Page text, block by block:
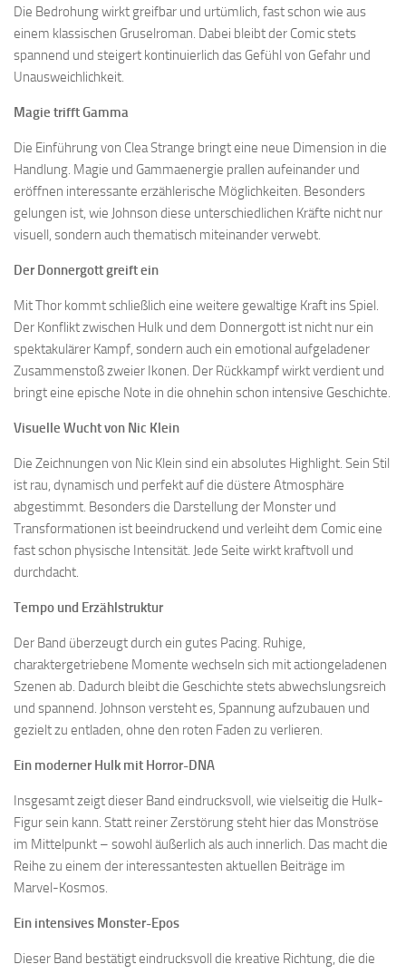
Die Bedrohung wirkt greifbar und urtümlich, fast schon wie aus
einem klassischen Gruselroman. Dabei bleibt der Comic stets
spannend und steigert kontinuierlich das Gefühl von Gefahr und
Unausweichlichkeit.
Magie trifft Gamma
Die Einführung von Clea Strange bringt eine neue Dimension in die
Handlung. Magie und Gammaenergie prallen aufeinander und
eröffnen interessante erzählerische Möglichkeiten. Besonders
gelungen ist, wie Johnson diese unterschiedlichen Kräfte nicht nur
visuell, sondern auch thematisch miteinander verwebt.
Der Donnergott greift ein
Mit Thor kommt schließlich eine weitere gewaltige Kraft ins Spiel.
Der Konflikt zwischen Hulk und dem Donnergott ist nicht nur ein
spektakulärer Kampf, sondern auch ein emotional aufgeladener
Zusammenstoß zweier Ikonen. Der Rückkampf wirkt verdient und
bringt eine epische Note in die ohnehin schon intensive Geschichte.
Visuelle Wucht von Nic Klein
Die Zeichnungen von Nic Klein sind ein absolutes Highlight. Sein Stil
ist rau, dynamisch und perfekt auf die düstere Atmosphäre
abgestimmt. Besonders die Darstellung der Monster und
Transformationen ist beeindruckend und verleiht dem Comic eine
fast schon physische Intensität. Jede Seite wirkt kraftvoll und
durchdacht.
Tempo und Erzählstruktur
Der Band überzeugt durch ein gutes Pacing. Ruhige,
charaktergetriebene Momente wechseln sich mit actiongeladenen
Szenen ab. Dadurch bleibt die Geschichte stets abwechslungsreich
und spannend. Johnson versteht es, Spannung aufzubauen und
gezielt zu entladen, ohne den roten Faden zu verlieren.
Ein moderner Hulk mit Horror-DNA
Insgesamt zeigt dieser Band eindrucksvoll, wie vielseitig die Hulk-
Figur sein kann. Statt reiner Zerstörung steht hier das Monströse
im Mittelpunkt – sowohl äußerlich als auch innerlich. Das macht die
Reihe zu einem der interessantesten aktuellen Beiträge im
Marvel-Kosmos.
Ein intensives Monster-Epos
Dieser Band bestätigt eindrucksvoll die kreative Richtung, die die